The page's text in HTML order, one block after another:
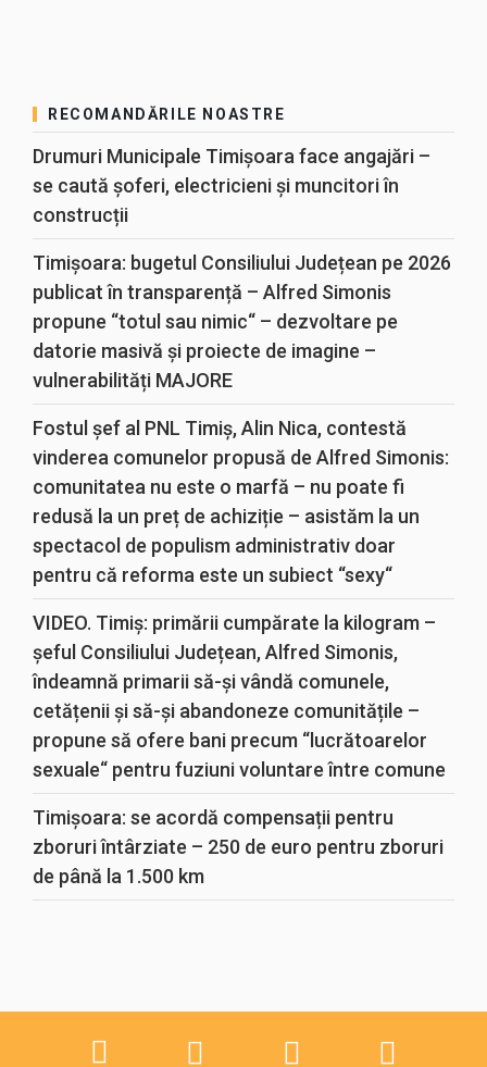
RECOMANDĂRILE NOASTRE
Drumuri Municipale Timișoara face angajări –
se caută șoferi, electricieni și muncitori în
construcții
Timișoara: bugetul Consiliului Județean pe 2026
publicat în transparență – Alfred Simonis
propune “totul sau nimic“ – dezvoltare pe
datorie masivă și proiecte de imagine –
vulnerabilități MAJORE
Fostul șef al PNL Timiș, Alin Nica, contestă
vinderea comunelor propusă de Alfred Simonis:
comunitatea nu este o marfă – nu poate fi
redusă la un preț de achiziție – asistăm la un
spectacol de populism administrativ doar
pentru că reforma este un subiect “sexy“
VIDEO. Timiș: primării cumpărate la kilogram –
șeful Consiliului Județean, Alfred Simonis,
îndeamnă primarii să-și vândă comunele,
cetățenii și să-și abandoneze comunitățile –
propune să ofere bani precum “lucrătoarelor
sexuale“ pentru fuziuni voluntare între comune
Timișoara: se acordă compensații pentru
zboruri întârziate – 250 de euro pentru zboruri
de până la 1.500 km